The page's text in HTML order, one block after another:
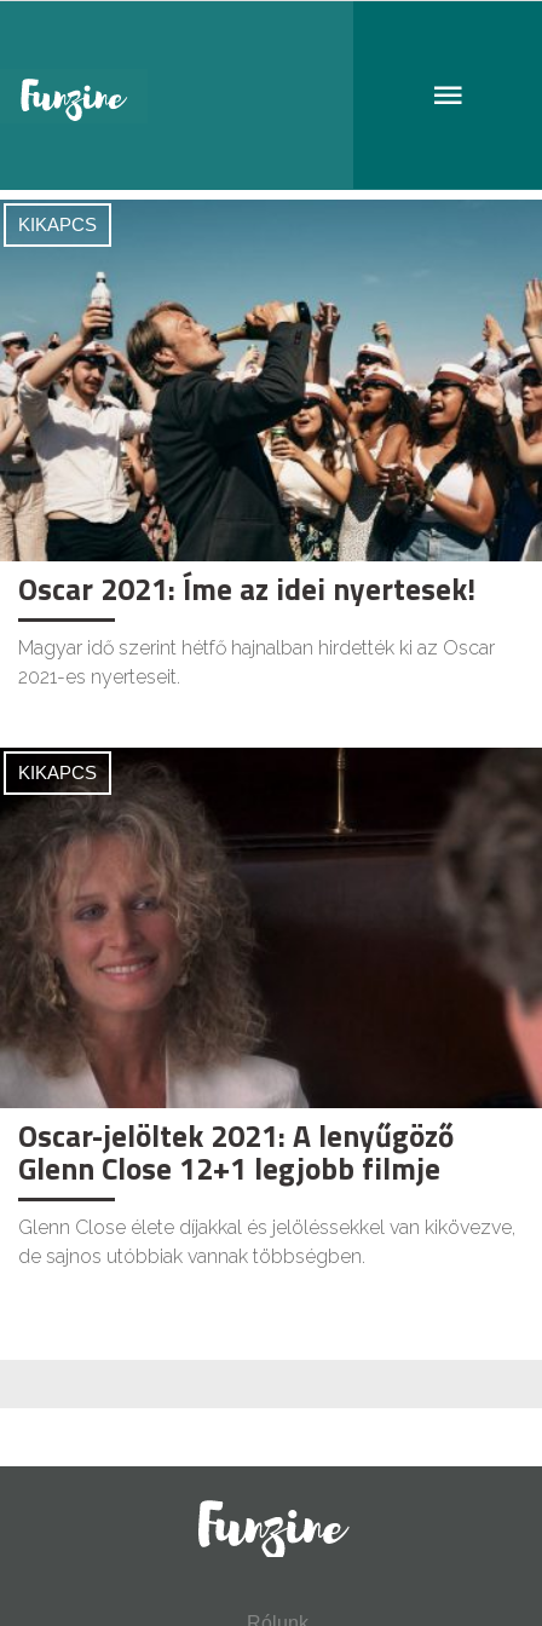
KIKAPCS
Oscar 2021: Íme az idei nyertesek!
Magyar idő szerint hétfő hajnalban hirdették ki az Oscar
2021-es nyerteseit.
KIKAPCS
Oscar-jelöltek 2021: A lenyűgöző
Glenn Close 12+1 legjobb filmje
Glenn Close élete díjakkal és jelöléssekkel van kikövezve,
de sajnos utóbbiak vannak többségben.